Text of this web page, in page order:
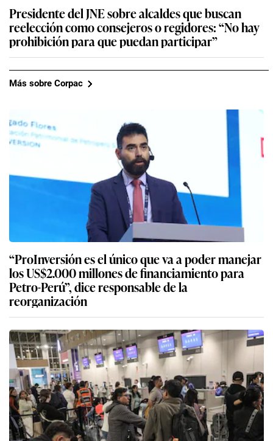
Presidente del JNE sobre alcaldes que buscan
reelección como consejeros o regidores: “No hay
prohibición para que puedan participar”
Más sobre Corpac
“ProInversión es el único que va a poder manejar
los US$2.000 millones de financiamiento para
Petro-Perú”, dice responsable de la
reorganización